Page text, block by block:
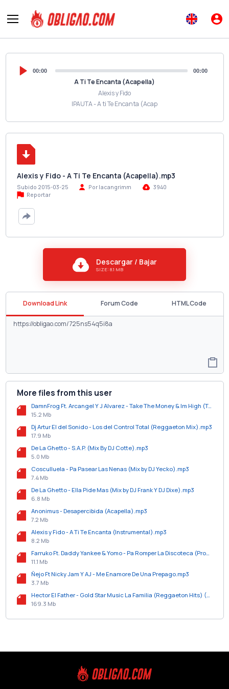
00:00 00:00
A Ti Te Encanta (Acapella)
Alexis y Fido
IPAUTA - A ti Te Encanta (Acap
Alexis y Fido - A Ti Te Encanta (Acapella).mp3
Subido 2015-03-25 Por lacangrimm
3940
Reportar
Descargar / Bajar
SIZE: 8.1 MB
Download Link Forum Code HTML Code
More files from this user
DamnFrog Ft. Arcangel Y J Alvarez - Take The Money & Im High (Trap Remix).mp3
15.2 Mb
Dj Artur El del Sonido - Los del Control Total (Reggaeton Mix).mp3
17.9 Mb
De La Ghetto - S.A.P. (Mix By DJ Cotte).mp3
5.0 Mb
Cosculluela - Pa Pasear Las Nenas (Mix by DJ Yecko).mp3
7.4 Mb
De La Ghetto - Ella Pide Mas (Mix by DJ Frank Y DJ Dixe).mp3
6.8 Mb
Anonimus - Desapercibida (Acapella).mp3
7.2 Mb
Alexis y Fido - A Ti Te Encanta (Instrumental).mp3
8.2 Mb
Farruko Ft. Daddy Yankee & Yomo - Pa Romper La Discoteca (Prod. By Musicologo Y Menes).mp3
11.1 Mb
Ñejo Ft Nicky Jam Y AJ - Me Enamore De Una Prepago.mp3
3.7 Mb
Hector El Father - Gold Star Music La Familia (Reggaeton Hits) (2005).zip
169.3 Mb